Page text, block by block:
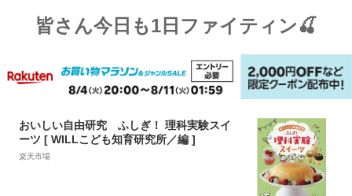
皆さん今日も1日ファイティン🍒
おいしい自由研究 ふしぎ！ 理科実験スイ
ーツ [ WILLこども知育研究所／編 ]
楽天市場